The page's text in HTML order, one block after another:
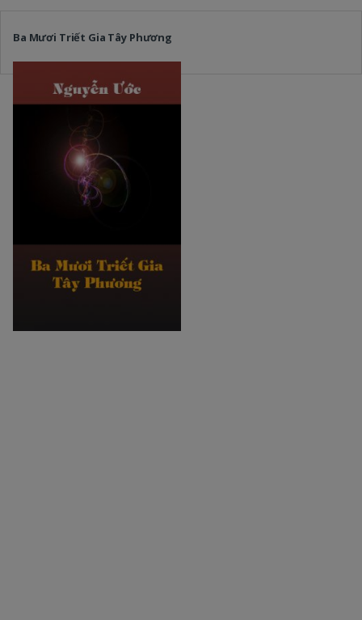
Ba Mươi Triết Gia Tây Phương